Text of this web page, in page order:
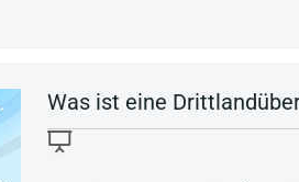
Was ist eine